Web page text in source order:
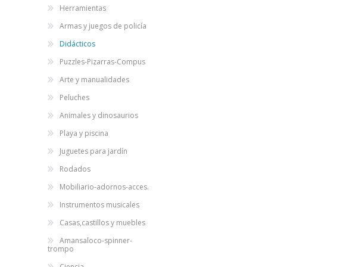
Herramientas
Armas y juegos de policía
Didácticos
Puzzles-Pizarras-Compus
Arte y manualidades
Peluches
Animales y dinosaurios
Playa y piscina
Juguetes para jardín
Rodados
Mobiliario-adornos-acces.
Instrumentos musicales
Casas,castillos y muebles
Amansaloco-spinner-
trompo